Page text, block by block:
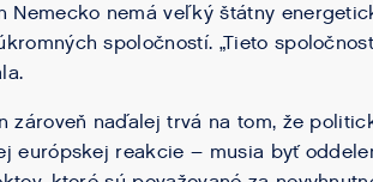
Nemecko nemá veľký štátny
​​spoločností. „Tieto
zároveň naďalej trvá na tom, že
európskej reakcie – musia byť